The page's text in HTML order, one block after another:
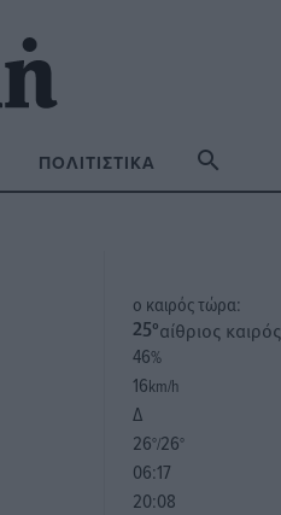
ΠΟΛΙΤΙΣΤΙΚΆ
o καιρός τώρα:
25°αίθριος καιρός
46%
16km/h
Δ
26°/26°
06:17
20:08